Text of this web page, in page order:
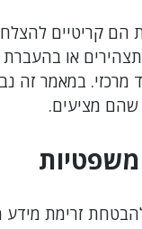
צווארון לבן
הם קריטיים
או בהעברת
מרכזי. במאמר זה
שהם מציעים.
משפטיות
זרימת